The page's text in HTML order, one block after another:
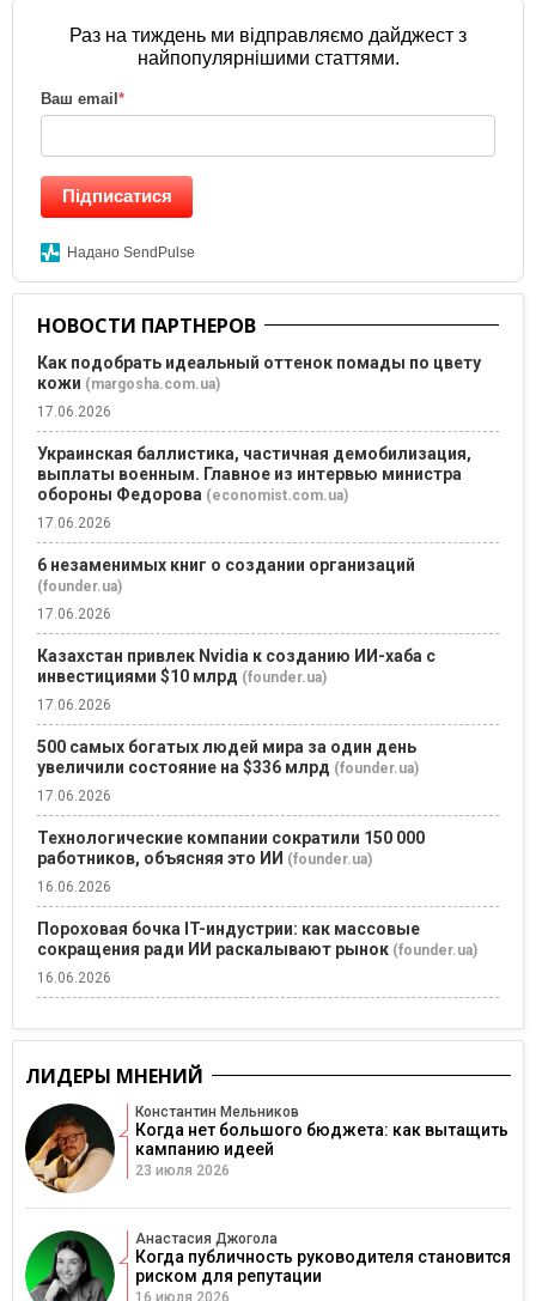
Раз на тиждень ми відправляємо дайджест з
найпопулярнішими статтями.
Ваш email *
Підписатися
Надано SendPulse
НОВОСТИ ПАРТНЕРОВ
Как подобрать идеальный оттенок помады по цвету
кожи (margosha.com.ua)
17.06.2026
Украинская баллистика, частичная демобилизация,
выплаты военным. Главное из интервью министра
обороны Федорова (economist.com.ua)
17.06.2026
6 незаменимых книг о создании организаций
(founder.ua)
17.06.2026
Казахстан привлек Nvidia к созданию ИИ-хаба с
инвестициями $10 млрд (founder.ua)
17.06.2026
500 самых богатых людей мира за один день
увеличили состояние на $336 млрд (founder.ua)
17.06.2026
Технологические компании сократили 150 000
работников, объясняя это ИИ (founder.ua)
16.06.2026
Пороховая бочка IT-индустрии: как массовые
сокращения ради ИИ раскалывают рынок (founder.ua)
16.06.2026
ЛИДЕРЫ МНЕНИЙ
Константин Мельников
Когда нет большого бюджета: как вытащить
кампанию идеей
23 июля 2026
Анастасия Джогола
Когда публичность руководителя становится
риском для репутации
16 июля 2026